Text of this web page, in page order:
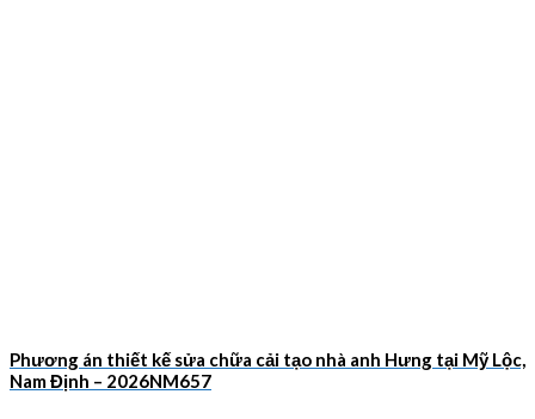
Phương án thiết kế sửa chữa cải tạo nhà anh Hưng tại Mỹ Lộc,
Nam Định – 2026NM657